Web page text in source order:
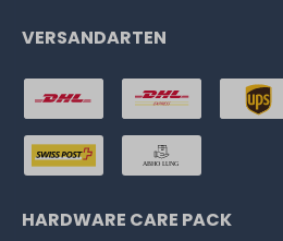
VERSANDARTEN
HARDWARE CARE PACK